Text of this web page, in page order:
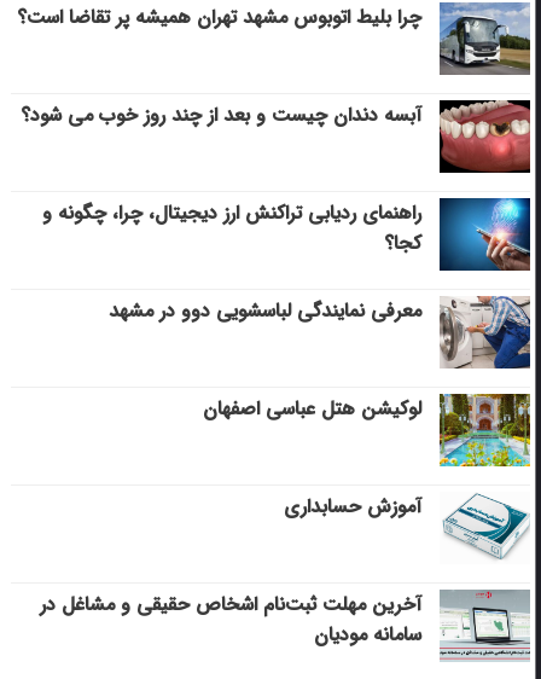
چرا بلیط اتوبوس مشهد تهران همیشه پر تقاضا است؟
آبسه دندان چیست و بعد از چند روز خوب می‌ شود؟
راهنمای ردیابی تراکنش ارز دیجیتال، چرا، چگونه و
کجا؟
معرفی نمایندگی لباسشویی دوو در مشهد
لوکیشن هتل عباسی اصفهان
آموزش حسابداری
آخرین مهلت ثبت‌نام اشخاص حقیقی و مشاغل در
سامانه مودیان